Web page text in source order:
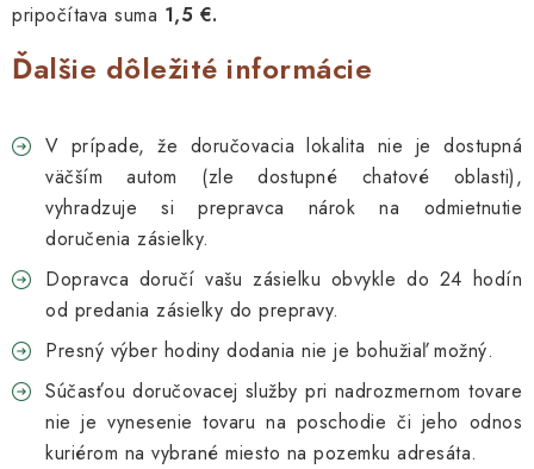
pripočítava suma 1,5 €.
Ďalšie dôležité informácie
V prípade, že doručovacia lokalita nie je dostupná
väčším autom (zle dostupné chatové oblasti),
vyhradzuje si prepravca nárok na odmietnutie
doručenia zásielky.
Dopravca doručí vašu zásielku obvykle do 24 hodín
od predania zásielky do prepravy.
Presný výber hodiny dodania nie je bohužiaľ možný.
Súčasťou doručovacej služby pri nadrozmernom tovare
nie je vynesenie tovaru na poschodie či jeho odnos
kuriérom na vybrané miesto na pozemku adresáta.